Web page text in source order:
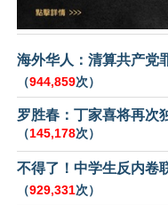
海外华人：清算共产党
（944,859次）
罗胜春：丁家喜将再次
（145,178次）
不得了！中学生反内卷
（929,331次）